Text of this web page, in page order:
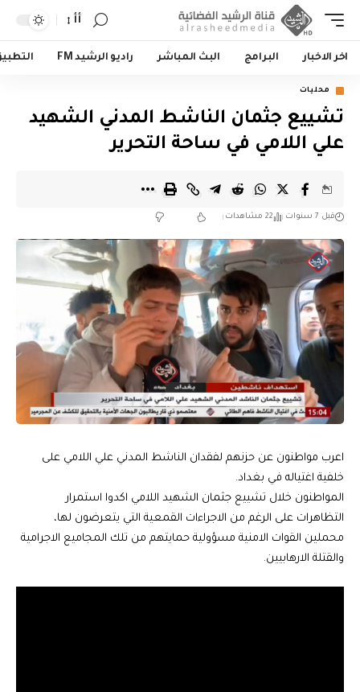
أأ
اخر الاخبار البرامج البث المباشر راديو الرشيد FM
محليات
تشييع جثمان الناشط المدني الشهيد
علي اللامي في ساحة التحرير
قبل 7 سنوات 22 مشاهدات
اعرب مواطنون عن حزنهم لفقدان الناشط المدني علي اللامي على
خلفية اغتياله في بغداد.
المواطنون خلال تشييع جثمان الشهيد اللامي اكدوا استمرار
التظاهرات على الرغم من الاجراءات القمعية التي يتعرضون لها،
محملين القوات الامنية مسؤولية حمايتهم من تلك المجاميع الاجرامية
والقتلة الارهابيين.